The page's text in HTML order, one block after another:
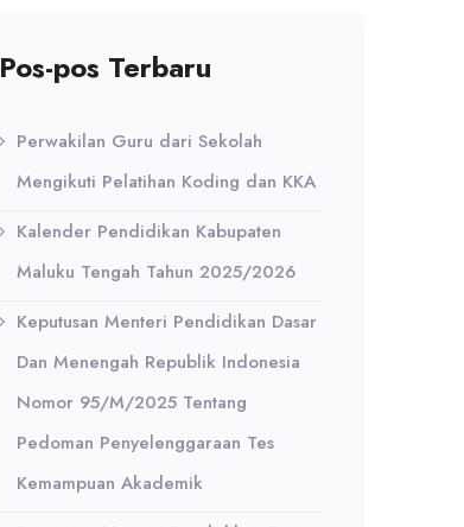
Pos-pos Terbaru
Perwakilan Guru dari Sekolah
Mengikuti Pelatihan Koding dan KKA
Kalender Pendidikan Kabupaten
Maluku Tengah Tahun 2025/2026
Keputusan Menteri Pendidikan Dasar
Dan Menengah Republik Indonesia
Nomor 95/M/2025 Tentang
Pedoman Penyelenggaraan Tes
Kemampuan Akademik